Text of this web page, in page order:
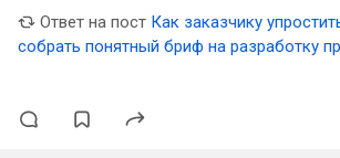
Ответ на пост Как заказчику
собрать понятный бриф на разработку